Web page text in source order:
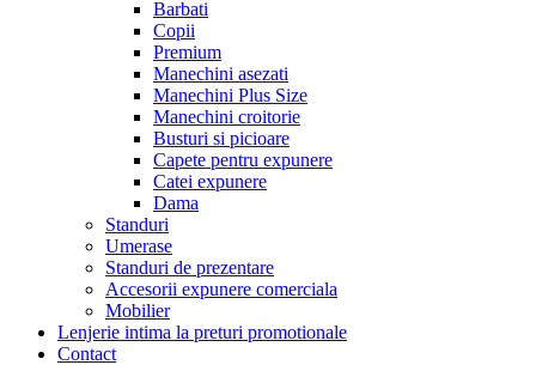
Barbati
Copii
Premium
Manechini asezati
Manechini Plus Size
Manechini croitorie
Busturi si picioare
Capete pentru expunere
Catei expunere
Dama
Standuri
Umerase
Standuri de prezentare
Accesorii expunere comerciala
Mobilier
Lenjerie intima la preturi promotionale
Contact